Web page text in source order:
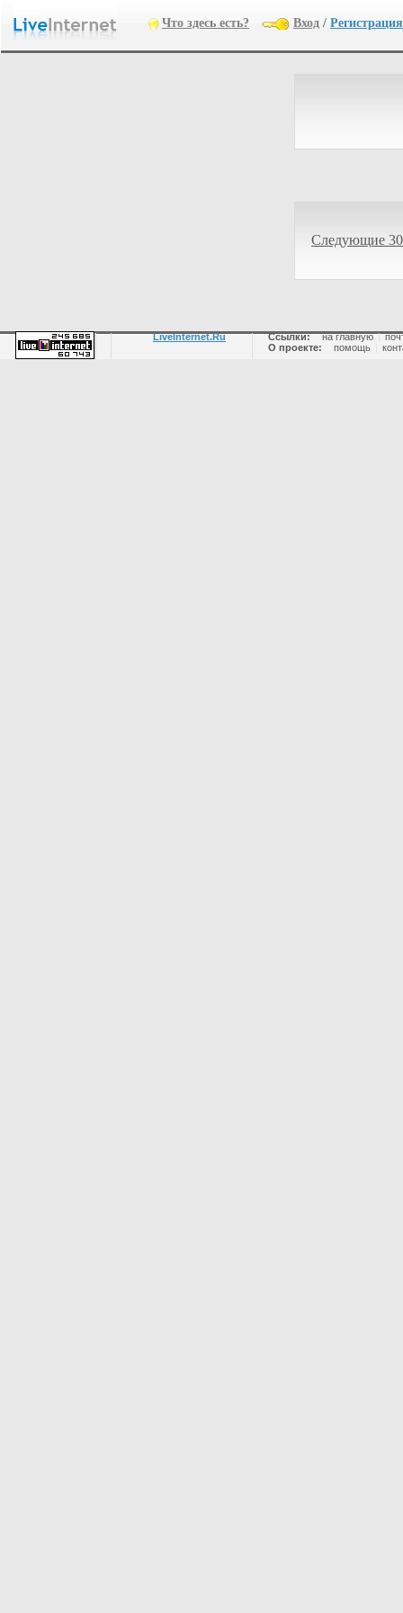
Что здесь есть? Вход / Регистрация
Следующие
LiveInternet.Ru Ссылки: на главную |
О проекте:
помощь